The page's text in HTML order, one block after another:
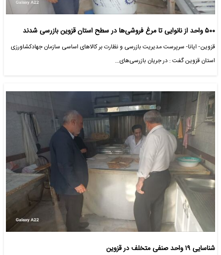
۵۰۰ واحد از نانوایی تا مرغ فروشی‌ها در سطح استان قزوین بازرسی شدند
قزوین- ایانا- سرپرست مدیریت بازرسی و نظارت بر کالاهای اساسی سازمان جهادکشاورزی
استان قزوین گفت : در جریان بازرسی‌های…
شناسایی ۱۹ واحد صنفی متخلف در قزوین